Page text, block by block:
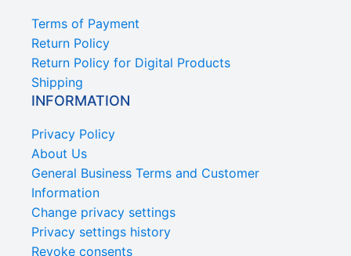
Terms of Payment
Return Policy
Return Policy for Digital Products
Shipping
INFORMATION
Privacy Policy
About Us
General Business Terms and Customer
Information
Change privacy settings
Privacy settings history
Revoke consents